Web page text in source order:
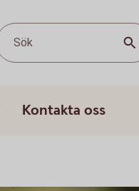
Sök
Kontakta oss